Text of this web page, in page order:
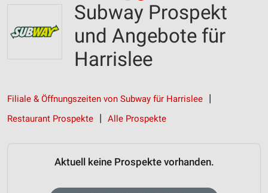
Subway Prospekt
und Angebote für
Harrislee
Filiale & Öffnungszeiten von Subway für Harrislee
Restaurant Prospekte
Alle Prospekte
Aktuell keine Prospekte vorhanden.